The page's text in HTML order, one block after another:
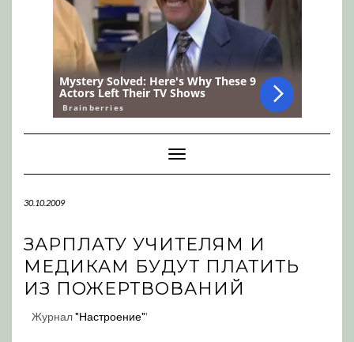
Toggle
Navigation
30.10.2009
ЗАРПЛАТУ УЧИТЕЛЯМ И
МЕДИКАМ БУДУТ ПЛАТИТЬ
ИЗ ПОЖЕРТВОВАНИЙ
Журнал"Настроение"'